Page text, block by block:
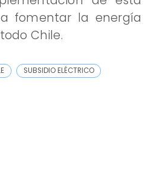
fomentar la energía
Chile.
SUBSIDIO ELÉCTRICO